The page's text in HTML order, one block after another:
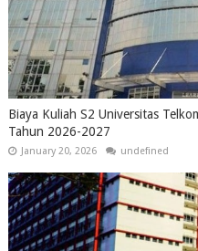
Biaya Kuliah S2 Universitas
Tahun 2026-2027
January 20, 2026 undefined